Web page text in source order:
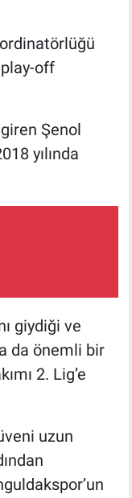
off
Şenol
yılında
giydiği ve
da önemli bir
2. Lig’e
uzun